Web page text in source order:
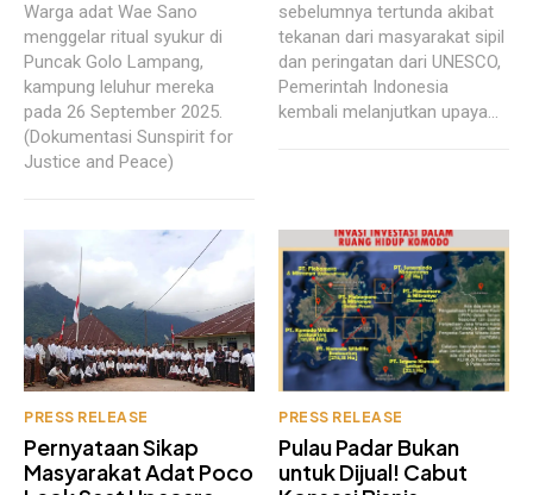
Warga adat Wae Sano
menggelar ritual syukur di
Puncak Golo Lampang,
kampung leluhur mereka
pada 26 September 2025.
(Dokumentasi Sunspirit for
Justice and Peace)
sebelumnya tertunda akibat
tekanan dari masyarakat sipil
dan peringatan dari UNESCO,
Pemerintah Indonesia
kembali melanjutkan upaya...
PRESS RELEASE
Pernyataan Sikap
Masyarakat Adat Poco
PRESS RELEASE
Pulau Padar Bukan
untuk Dijual! Cabut